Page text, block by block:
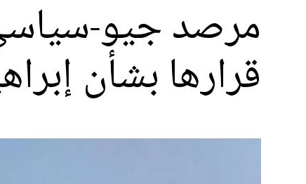
مرصد جيو-
قرارها بشأن